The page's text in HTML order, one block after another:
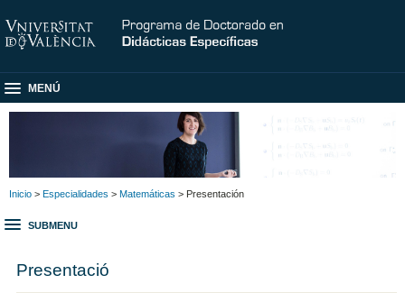
MENÚ
Inicio > Especialidades > Matemáticas > Presentación
SUBMENU
Presentació